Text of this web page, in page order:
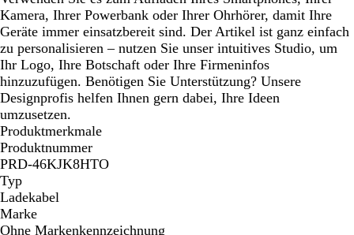
Kamera, Ihrer Powerbank oder Ihrer Ohrhörer, damit Ihre
Geräte immer einsatzbereit sind. Der Artikel ist ganz einfach
zu personalisieren – nutzen Sie unser intuitives Studio, um
Ihr Logo, Ihre Botschaft oder Ihre Firmeninfos
hinzuzufügen. Benötigen Sie Unterstützung? Unsere
Designprofis helfen Ihnen gern dabei, Ihre Ideen
umzusetzen.
Produktmerkmale
Produktnummer
PRD-46KJK8HTO
Typ
Ladekabel
Marke
Ohne Markenkennzeichnung